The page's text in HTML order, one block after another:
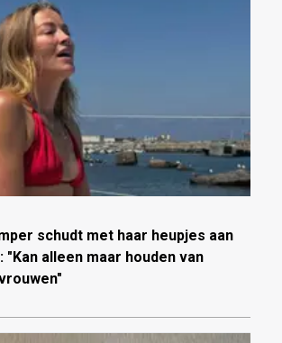
schudt met haar heupjes aan
"Kan alleen maar houden van